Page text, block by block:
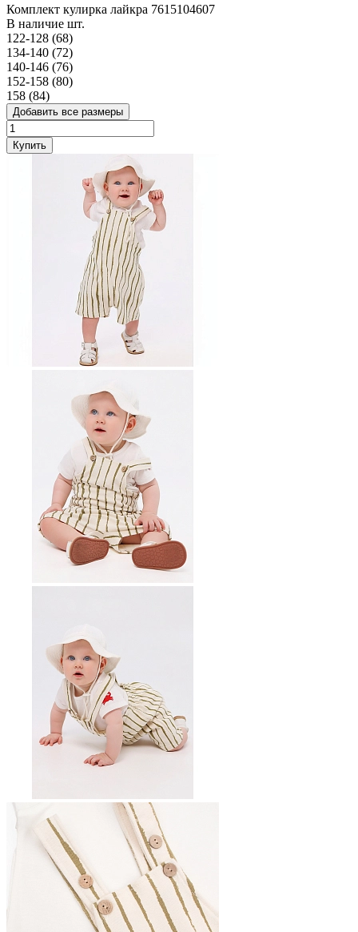
Комплект кулирка лайкра 7615104607
В наличие шт.
122-128 (68)
134-140 (72)
140-146 (76)
152-158 (80)
158 (84)
Добавить все размеры
Купить